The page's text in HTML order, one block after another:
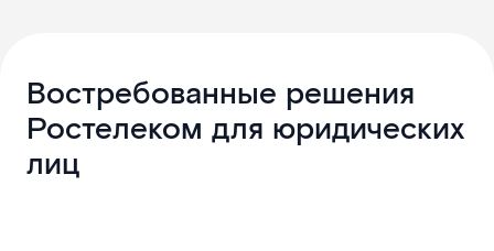
Востребованные решения
Ростелеком для юридических
лиц